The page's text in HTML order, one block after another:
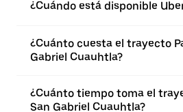
¿Cuándo está disponible
¿Cuánto cuesta el trayecto
Gabriel Cuauhtla?
¿Cuánto tiempo toma el
San Gabriel Cuauhtla?